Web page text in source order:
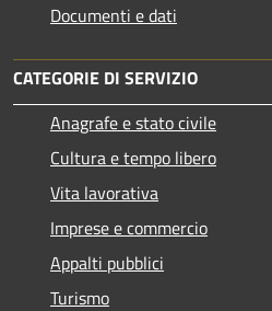
Documenti e dati
CATEGORIE DI SERVIZIO
Anagrafe e stato civile
Cultura e tempo libero
Vita lavorativa
Imprese e commercio
Appalti pubblici
Turismo